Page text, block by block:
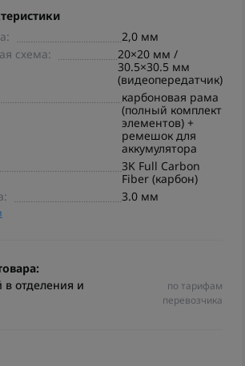
2,0 мм
схема:
20×20 мм /
30.5×30.5 мм
(видеопередатчик)
карбоновая рама
(полный комплект
элементов) +
ремешок для
аккумулятора
3K Full Carbon
Fiber (карбон)
3.0 мм
в отделения и
по тарифам
перевозчика